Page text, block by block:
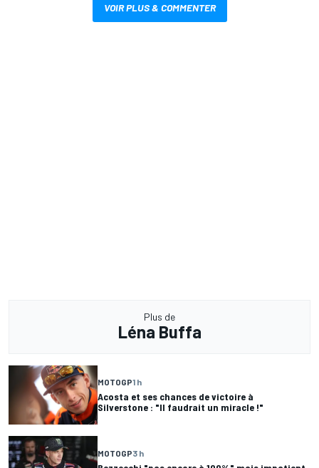
VOIR PLUS & COMMENTER
Plus de
Léna Buffa
MOTOGP1 h
Acosta et ses chances de victoire à
Silverstone : "Il faudrait un miracle !"
MOTOGP3 h